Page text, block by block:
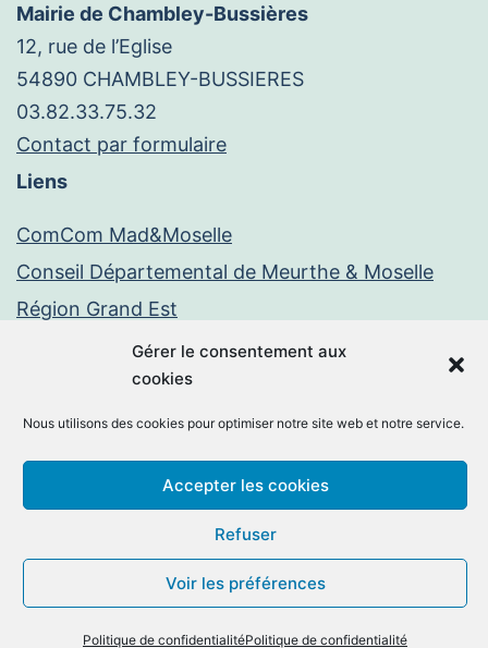
Gérer le consentement aux
cookies
Nous utilisons des cookies pour optimiser notre site web et notre service.
Accepter les cookies
Refuser
Voir les préférences
Politique de confidentialitéPolitique de confidentialité
Mairie de Chambley-Bussières
12, rue de l’Eglise
54890 CHAMBLEY-BUSSIERES
03.82.33.75.32
Contact par formulaire
Liens
ComCom Mad&Moselle
Conseil Départemental de Meurthe & Moselle
Région Grand Est
Paiement en ligne
Politique de confidentialité
Facebook
mail
Chambley-Bussières